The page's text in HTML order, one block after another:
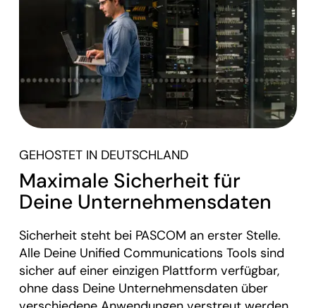
GEHOSTET IN DEUTSCHLAND
Maximale Sicherheit für
Deine Unternehmensdaten
Sicherheit steht bei PASCOM an erster Stelle.
Alle Deine Unified Communications Tools sind
sicher auf einer einzigen Plattform verfügbar,
ohne dass Deine Unternehmensdaten über